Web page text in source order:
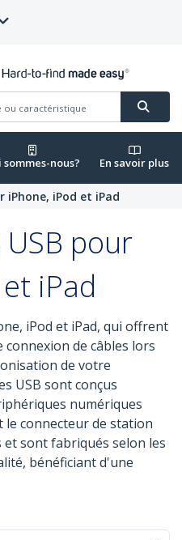
sommes-nous? En savoir plus
iPhone, iPod et iPad
pour
iPad
iPod et iPad, qui offrent
de câbles lors
de votre
USB sont conçus
numériques
connecteur de station
et sont fabriqués selon les
bénéficiant d'une